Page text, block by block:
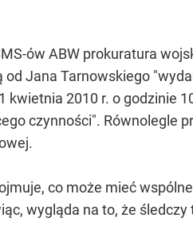
ów ABW prokuratura
Jana Tarnowskiego
kwietnia 2010 r. o godzinie
czynności". Równolegle
co może mieć
wygląda na to, że śledczy